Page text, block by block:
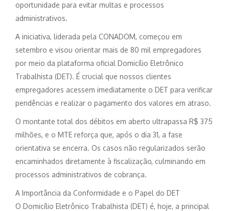
oportunidade para evitar multas e processos
administrativos.
A iniciativa, liderada pela CONADOM, começou em
setembro e visou orientar mais de 80 mil empregadores
por meio da plataforma oficial Domicílio Eletrônico
Trabalhista (DET). É crucial que nossos clientes
empregadores acessem imediatamente o DET para verificar
pendências e realizar o pagamento dos valores em atraso.
O montante total dos débitos em aberto ultrapassa R$ 375
milhões, e o MTE reforça que, após o dia 31, a fase
orientativa se encerra. Os casos não regularizados serão
encaminhados diretamente à fiscalização, culminando em
processos administrativos de cobrança.
A Importância da Conformidade e o Papel do DET
O Domicílio Eletrônico Trabalhista (DET) é, hoje, a principal